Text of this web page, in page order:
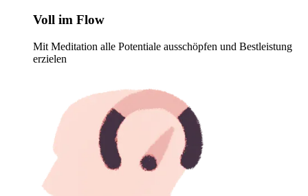
Voll im Flow
Mit Meditation alle Potentiale ausschöpfen und Bestleistung
erzielen